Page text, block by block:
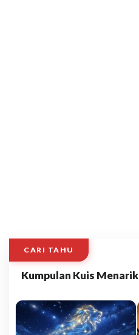
CARI TAHU
Kumpulan Kuis Menarik